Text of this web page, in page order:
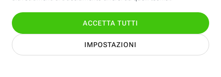
pagine
EBFC<BannerID> 7 giorni
Identifica la
banner
Identifica la